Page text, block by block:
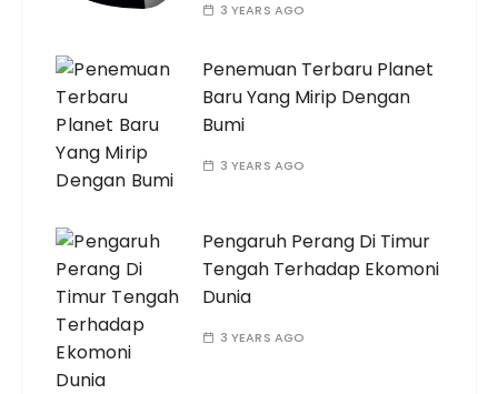
3 YEARS AGO
Penemuan Terbaru Planet
Baru Yang Mirip Dengan
Bumi
3 YEARS AGO
Pengaruh Perang Di Timur
Tengah Terhadap Ekomoni
Dunia
3 YEARS AGO